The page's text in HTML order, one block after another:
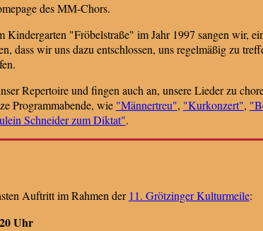
des MM-Chors.
Kindergarten "Fröbelstraße" im Jahr 1997 sangen wir,
dass wir uns dazu entschlossen, uns regelmäßig zu
Repertoire und fingen auch an, unsere Lieder zu
Programmabende, wie "Männertreu", "Kurkonzert",
Schneider zum Diktat".
Auftritt im Rahmen der 11. Grötzinger Kulturmeile:
Uhr